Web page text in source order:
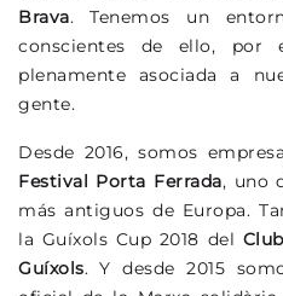
Brava. Tenemos un
conscientes de ello, por
plenamente asociada a
gente.
Desde 2016, somos
Festival Porta Ferrada, uno
más antiguos de Europa.
la Guíxols Cup 2018 del
Guíxols. Y desde 2015